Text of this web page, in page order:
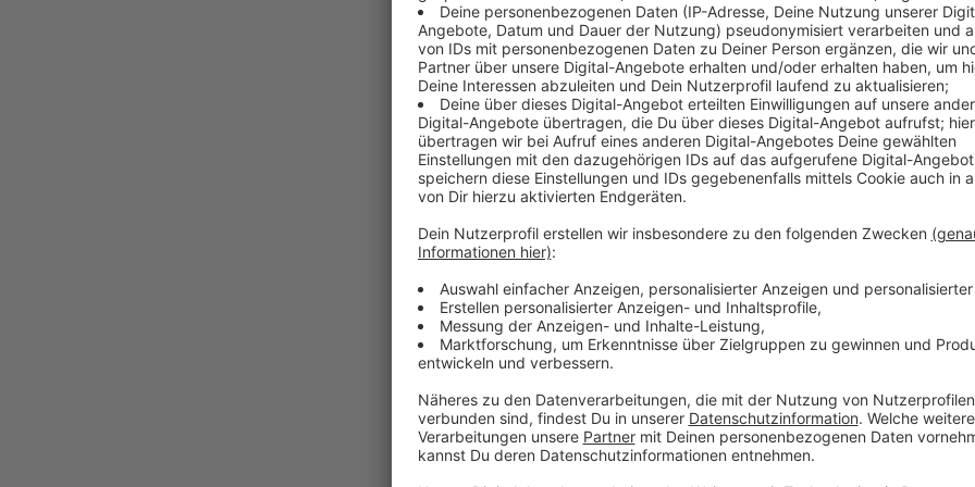
Die Zahlen schwanken
Anzeige
Nicole Mönkediek von der Verbundleitung in der
sagt, dass zeitweise nur noch 25 bis 30 Kinder in
aber wieder etwas mehr sein, weil wieder mehr
Anzeige
Kitabilanz - viel Verständnis bei Eltern